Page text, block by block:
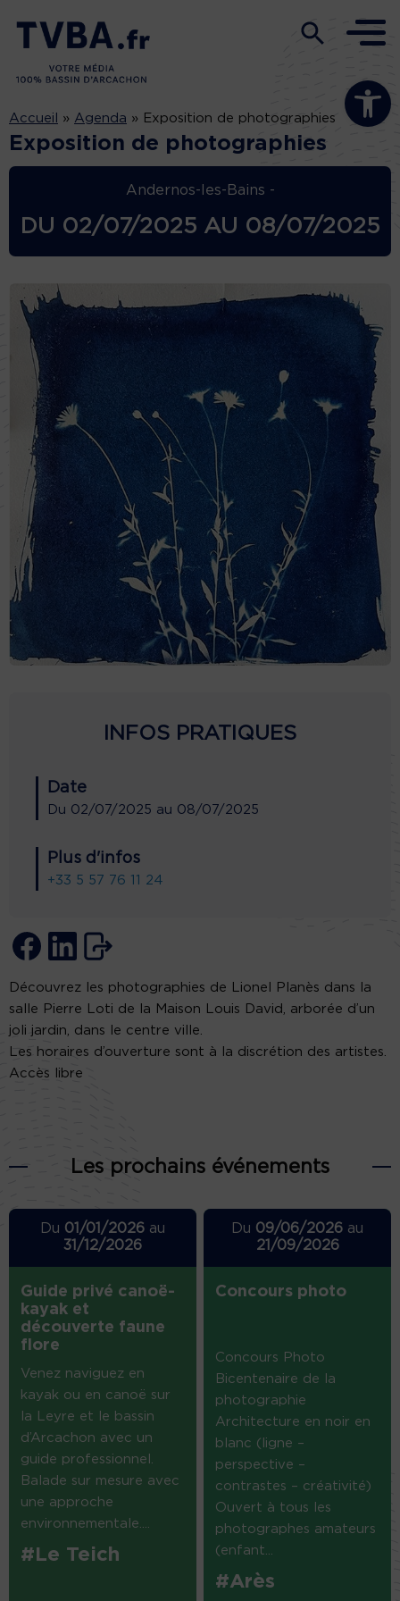
Ouvrir la
Accueil » Agenda » Exposition de photographies
Exposition de photographies
Andernos-les-Bains -
DU 02/07/2025 AU 08/07/2025
INFOS PRATIQUES
Date
Du 02/07/2025 au 08/07/2025
Plus d'infos
+33 5 57 76 11 24
Découvrez les photographies de Lionel Planès dans la
salle Pierre Loti de la Maison Louis David, arborée d’un
joli jardin, dans le centre ville.
Les horaires d’ouverture sont à la discrétion des artistes.
Accès libre
Les prochains événements
Du 01/01/2026au
31/12/2026
Guide privé canoë-
kayak et
découverte faune
flore
Venez naviguez en
kayak ou en canoë sur
la Leyre et le bassin
d’Arcachon avec un
guide professionnel.
Balade sur mesure avec
une approche
environnementale....
#Le Teich
Du 09/06/2026 au
21/09/2026
Concours photo
Concours Photo
Bicentenaire de la
photographie
Architecture en noir en
blanc (ligne –
perspective –
contrastes – créativité)
Ouvert à tous les
photographes amateurs
(enfant...
#Arès